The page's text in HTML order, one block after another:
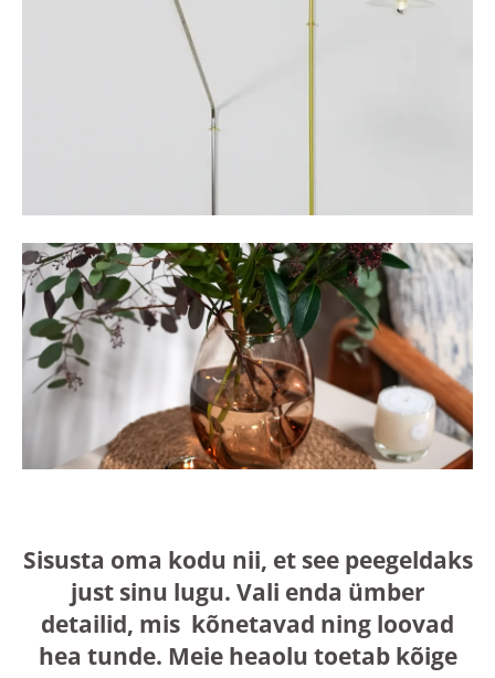
Sisusta oma kodu nii, et see peegeldaks
just sinu lugu. Vali enda ümber
detailid, mis kõnetavad ning loovad
hea tunde. Meie heaolu toetab kõige